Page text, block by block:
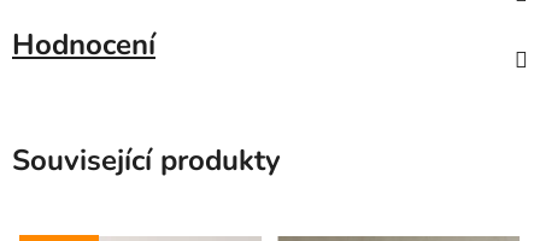
Hodnocení
Související produkty